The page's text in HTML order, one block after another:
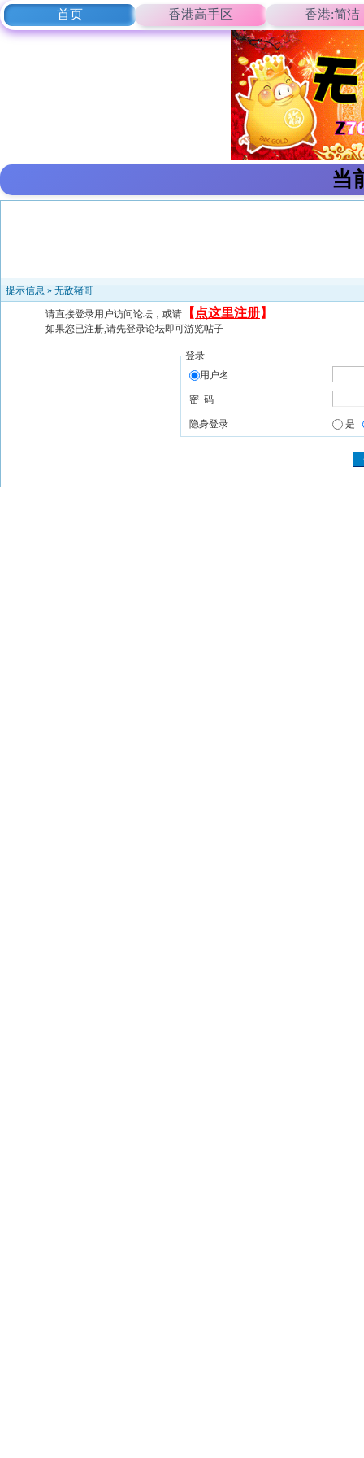
首页 香港高手区 香港:简洁
当
提示信息 » 无敌猪哥
请直接登录用户访问论坛，或请 【 点这里注册】
如果您已注册,请先登录论坛即可游览帖子
登录
用户名
密 码
隐身登录 是